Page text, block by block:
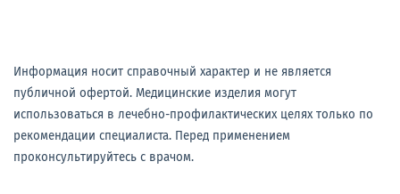
Информация носит справочный характер и не является
публичной офертой. Медицинские изделия могут
использоваться в лечебно-профилактических целях только по
рекомендации специалиста. Перед применением
проконсультируйтесь с врачом.